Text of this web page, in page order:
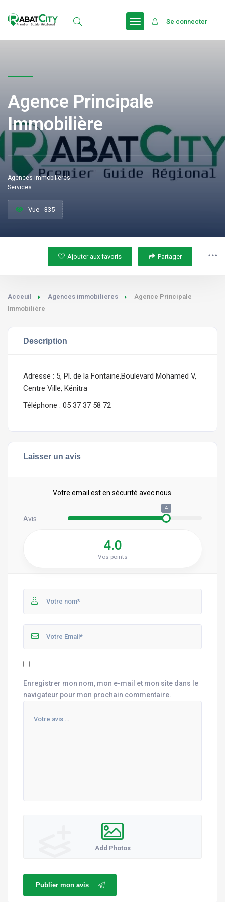
Se connecter
Agence Principale
Immobilière
Agences immobilieres
Services
Vue - 335
Ajouter aux favoris Partager
Acceuil Agences immobilieres
Agence Principale
Immobilière
Description
Adresse : 5, Pl. de la Fontaine,Boulevard Mohamed V,
Centre Ville, Kénitra
Téléphone : 05 37 37 58 72
Laisser un avis
Votre email est en sécurité avec nous.
Avis
4
4.0
Vos points
Enregistrer mon nom, mon e-mail et mon site dans le
navigateur pour mon prochain commentaire.
Add Photos
Publier mon avis